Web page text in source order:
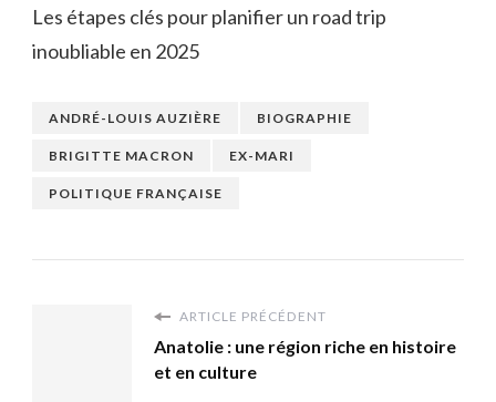
Les étapes clés pour planifier un road trip
inoubliable en 2025
ANDRÉ-LOUIS AUZIÈRE BIOGRAPHIE
BRIGITTE MACRON EX-MARI
POLITIQUE FRANÇAISE
ARTICLE PRÉCÉDENT
Anatolie : une région riche en histoire
et en culture